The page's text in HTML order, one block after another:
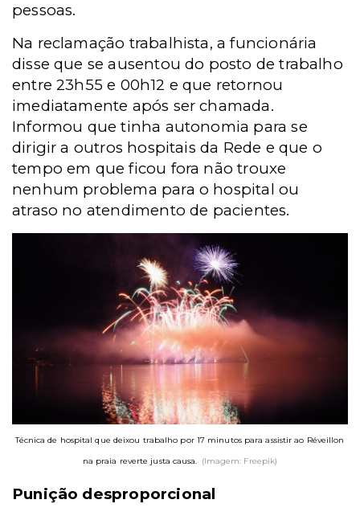
pessoas.
Na reclamação trabalhista, a funcionária
disse que se ausentou do posto de trabalho
entre 23h55 e 00h12 e que retornou
imediatamente após ser chamada.
Informou que tinha autonomia para se
dirigir a outros hospitais da Rede e que o
tempo em que ficou fora não trouxe
nenhum problema para o hospital ou
atraso no atendimento de pacientes.
Técnica de hospital que deixou trabalho por 17 minutos para assistir ao Réveillon
na praia reverte justa causa.
(Imagem: Freepik)
Punição desproporcional